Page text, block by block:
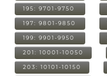
195: 9701-9750
197: 9801-9850
199: 9901-9950
201: 10001-10050
203: 10101-10150